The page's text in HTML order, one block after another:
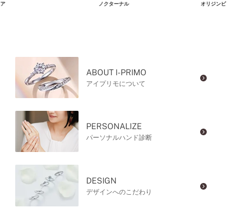
ノクターナル オリジン
ABOUT I-PRIMO
アイプリモについて
PERSONALIZE
パーソナルハンド診断
DESIGN
デザインへのこだわり